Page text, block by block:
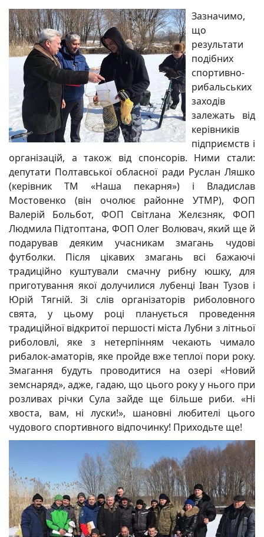
Зазначимо,
що
результати
подібних
спортивно-
рибальських
заходів
залежать від
керівників
підприємств і
організацій, а також від спонсорів. Ними стали:
депутати Полтавської обласної ради Руслан Ляшко
(керівник ТМ «Наша пекарня») і Владислав
Мостовенко (він очолює районне УТМР), ФОП
Валерій Больбот, ФОП Світлана Желєзняк, ФОП
Людмила Підтоптана, ФОП Олег Волювач, який ще й
подарував деяким учасникам змагань чудові
футболки. Після цікавих змагань всі бажаючі
традиційно куштували смачну рибну юшку, для
приготування якої долучилися лубенці Іван Тузов і
Юрій Тягній. Зі слів організаторів риболовного
свята, у цьому році планується проведення
традиційної відкритої першості міста Лубни з літньої
риболовлі, яке з нетерпінням чекають чимало
рибалок-аматорів, яке пройде вже теплої пори року.
Змагання будуть проводитися на озері «Новий
земснаряд», адже, гадаю, що цього року у нього при
розливах річки Сула зайде ще більше риби. «Ні
хвоста, вам, ні луски!», шановні любителі цього
чудового спортивного відпочинку! Приходьте ще!